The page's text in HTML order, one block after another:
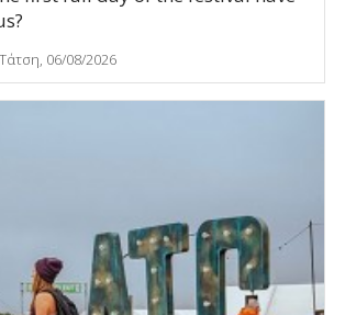
06/08/2026